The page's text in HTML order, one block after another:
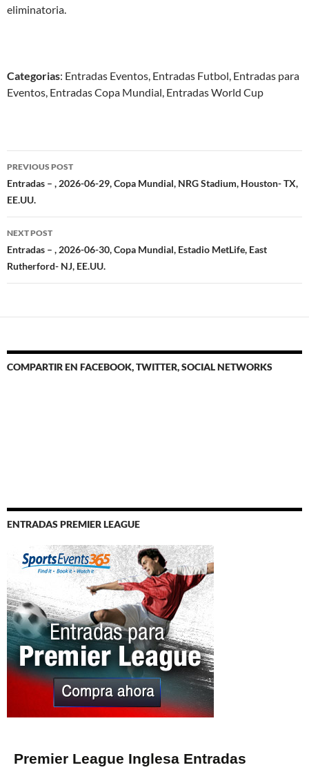
eliminatoria.
Categorias: Entradas Eventos, Entradas Futbol, Entradas para
Eventos, Entradas Copa Mundial, Entradas World Cup
Post
navigation
PREVIOUS POST
Entradas – , 2026-06-29, Copa Mundial, NRG Stadium, Houston- TX,
EE.UU.
NEXT POST
Entradas – , 2026-06-30, Copa Mundial, Estadio MetLife, East
Rutherford- NJ, EE.UU.
COMPARTIR EN FACEBOOK, TWITTER, SOCIAL NETWORKS
ENTRADAS PREMIER LEAGUE